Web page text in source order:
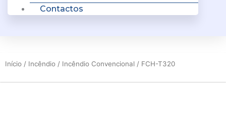
Contactos
Início / Incêndio / Incêndio Convencional / FCH-T320